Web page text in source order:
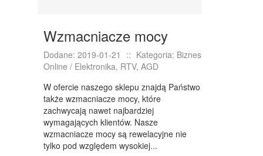
Wzmacniacze mocy
Dodane: 2019-01-21 :: Kategoria: Biznes
Online / Elektronika, RTV, AGD
W ofercie naszego sklepu znajdą Państwo
także wzmacniacze mocy, które
zachwycają nawet najbardziej
wymagających klientów. Nasze
wzmacniacze mocy są rewelacyjne nie
tylko pod względem wysokiej...